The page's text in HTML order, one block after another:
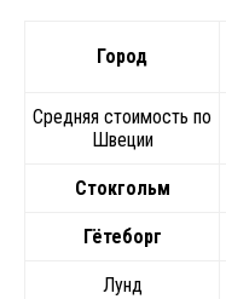
Город
Средняя стоимость по
Швеции
Стокгольм
Гётеборг
Лунд